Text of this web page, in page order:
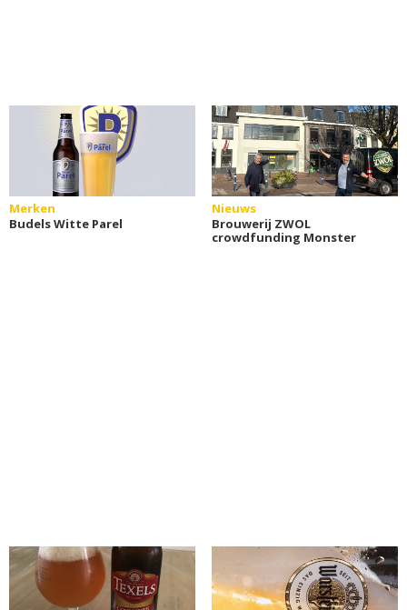
Merken
Budels Witte Parel
Nieuws
Brouwerij ZWOL
crowdfunding Monster